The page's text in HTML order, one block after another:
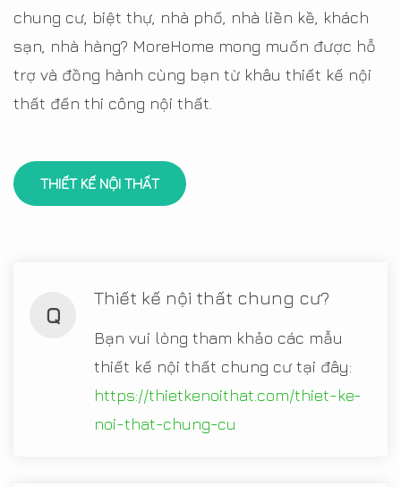
chung cư, biệt thự, nhà phố, nhà liền kề, khách
sạn, nhà hàng? MoreHome mong muốn được hỗ
trợ và đồng hành cùng bạn từ khâu thiết kế nội
thất đến thi công nội thất.
THIẾT KẾ NỘI THẤT
Q
Thiết kế nội thất chung cư?
Bạn vui lòng tham khảo các mẫu
thiết kế nội thất chung cư tại đây:
https://thietkenoithat.com/thiet-ke-
noi-that-chung-cu